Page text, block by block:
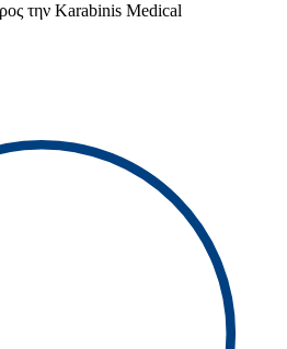
την Karabinis Medical